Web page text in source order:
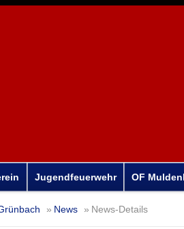
Jugendfeuerwehr OF
News News-Details